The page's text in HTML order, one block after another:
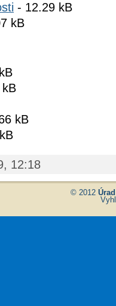
- 12.29 kB
kB
kB
12:18
© 2012